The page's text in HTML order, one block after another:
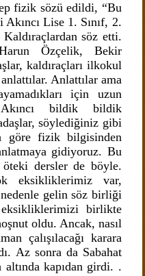
fizik sözü edildi, “Bu
Lise 1. Sınıf, 2.
Kaldıraçlardan söz etti.
Özçelik, Bekir
kaldıraçları ilkokul
Anlattılar ama
için uzun
bildik bildik
söylediğiniz gibi
göre fizik bilgisinden
gidiyoruz. Bu
dersler de böyle.
eksikliklerimiz var,
gelin söz birliği
birlikte
oldu. Ancak, nasıl
çalışılacağı karara
Az sonra da Sabahat
kapıdan girdi. .